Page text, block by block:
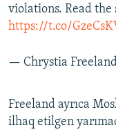
violations. Read the
https://t.co/
— Chrystia
Freeland ayrıca
ilhaq etilgen